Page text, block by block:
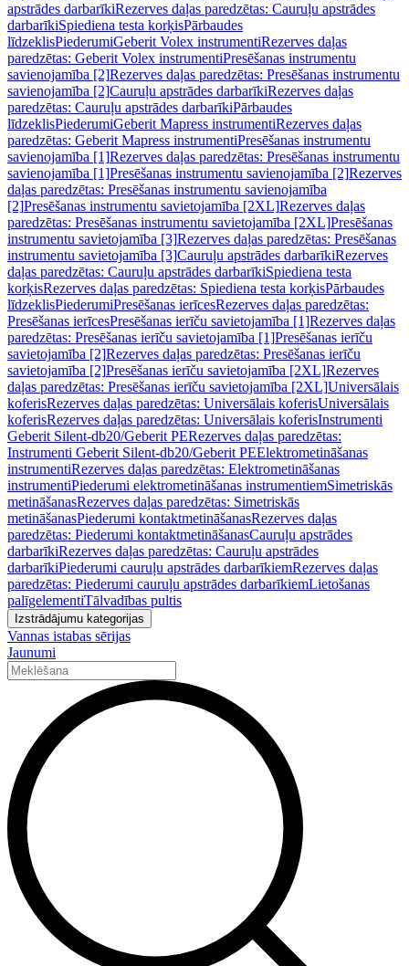
apstrādes darbarīkiRezerves daļas paredzētas: Cauruļu apstrādes
darbarīkiSpiediena testa korķisPārbaudes
līdzeklisPiederumiGeberit Volex instrumentiRezerves daļas
paredzētas: Geberit Volex instrumentiPresēšanas instrumentu
savienojamība [2]Rezerves daļas paredzētas: Presēšanas instrumentu
savienojamība [2]Cauruļu apstrādes darbarīkiRezerves daļas
paredzētas: Cauruļu apstrādes darbarīkiPārbaudes
līdzeklisPiederumiGeberit Mapress instrumentiRezerves daļas
paredzētas: Geberit Mapress instrumentiPresēšanas instrumentu
savienojamība [1]Rezerves daļas paredzētas: Presēšanas instrumentu
savienojamība [1]Presēšanas instrumentu savienojamība [2]Rezerves
daļas paredzētas: Presēšanas instrumentu savienojamība
[2]Presēšanas instrumentu savietojamība [2XL]Rezerves daļas
paredzētas: Presēšanas instrumentu savietojamība [2XL]Presēšanas
instrumentu savietojamība [3]Rezerves daļas paredzētas: Presēšanas
instrumentu savietojamība [3]Cauruļu apstrādes darbarīkiRezerves
daļas paredzētas: Cauruļu apstrādes darbarīkiSpiediena testa
korķisRezerves daļas paredzētas: Spiediena testa korķisPārbaudes
līdzeklisPiederumiPresēšanas ierīcesRezerves daļas paredzētas:
Presēšanas ierīcesPresēšanas ierīču savietojamība [1]Rezerves daļas
paredzētas: Presēšanas ierīču savietojamība [1]Presēšanas ierīču
savietojamība [2]Rezerves daļas paredzētas: Presēšanas ierīču
savietojamība [2]Presēšanas ierīču savietojamība [2XL]Rezerves
daļas paredzētas: Presēšanas ierīču savietojamība [2XL]Universālais
koferisRezerves daļas paredzētas: Universālais koferisUniversālais
koferisRezerves daļas paredzētas: Universālais koferisInstrumenti
Geberit Silent-db20/Geberit PERezerves daļas paredzētas:
Instrumenti Geberit Silent-db20/Geberit PEElektrometināšanas
instrumentiRezerves daļas paredzētas: Elektrometināšanas
instrumentiPiederumi elektrometināšanas instrumentiemSimetriskās
metināšanasRezerves daļas paredzētas: Simetriskās
metināšanasPiederumi kontaktmetināšanasRezerves daļas
paredzētas: Piederumi kontaktmetināšanasCauruļu apstrādes
darbarīkiRezerves daļas paredzētas: Cauruļu apstrādes
darbarīkiPiederumi cauruļu apstrādes darbarīkiemRezerves daļas
paredzētas: Piederumi cauruļu apstrādes darbarīkiemLietošanas
palīgelementiTālvadības pultis
Izstrādājumu kategorijas
Vannas istabas sērijas
Jaunumi